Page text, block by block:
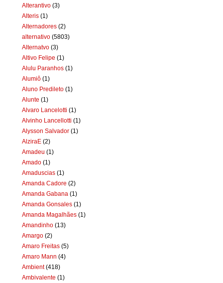
Alterantivo (3)
Alteris (1)
Alternadores (2)
alternativo (5803)
Alternatvo (3)
Altivo Felipe (1)
Alulu Paranhos (1)
Alumiô (1)
Aluno Predileto (1)
Alunte (1)
Alvaro Lancelotti (1)
Alvinho Lancellotti (1)
Alysson Salvador (1)
AlziraE (2)
Amadeu (1)
Amado (1)
Amaduscias (1)
Amanda Cadore (2)
Amanda Gabana (1)
Amanda Gonsales (1)
Amanda Magalhães (1)
Amandinho (13)
Amargo (2)
Amaro Freitas (5)
Amaro Mann (4)
Ambient (418)
Ambivalente (1)